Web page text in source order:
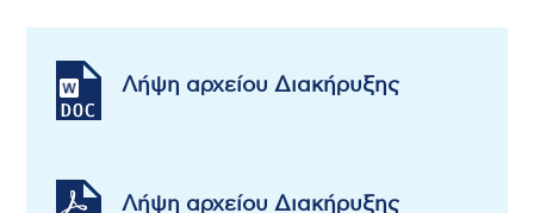
Λήψη αρχείου Διακήρυξης
Λήψη αρχείου Διακήρυξης